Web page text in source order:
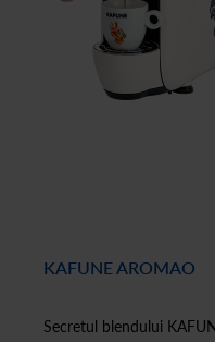
KAFUNE AROMAO
Secretul blendului